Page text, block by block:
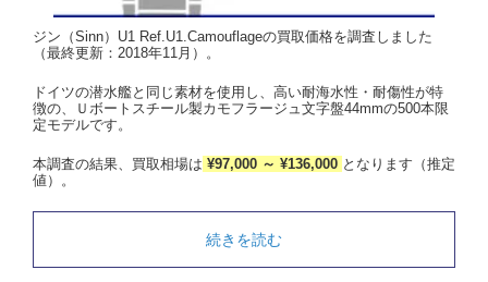
ジン（Sinn）U1 Ref.U1.Camouflageの買取価格を調査しました
（最終更新：2018年11月）。
ドイツの潜水艦と同じ素材を使用し、高い耐海水性・耐傷性が特
徴の、Ｕボートスチール製カモフラージュ文字盤44mmの500本限
定モデルです。
本調査の結果、買取相場は ¥97,000 ～ ¥136,000 となります（推定
値）。
続きを読む